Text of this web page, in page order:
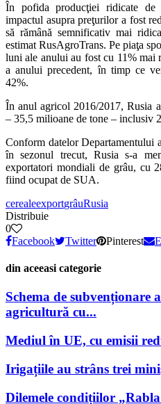
În pofida producţiei ridicate
impactul asupra preţurilor a fost
să rămână semnificativ mai
estimat RusAgroTrans. Pe piaţa
luni ale anului au fost cu 11% mai
a anului precedent, în timp ce
42%.
În anul agricol 2016/2017, Rusia
– 35,5 milioane de tone – inclusiv
Conform datelor
în sezonul trecut, Rusia s-a
exportatori mondiali de grâu, cu
fiind ocupat de SUA.
cerealeexportgrâuRusia
Distribuie
0
Facebook
Twitter Pinterest
din aceeasi categorie
Schema de subvenționare
agricultură cu...
Mediul în UE, cu emisii
Irigațiile au strâns trei
Dilemele condițiilor